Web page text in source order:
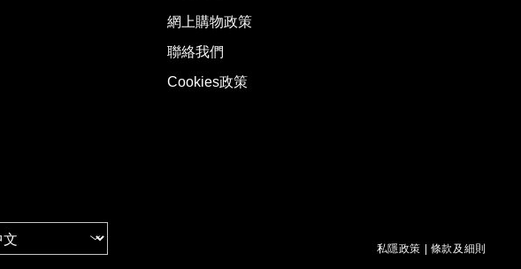
網上購物政策
聯絡我們
Cookies政策
私隱政策 | 條款及細則